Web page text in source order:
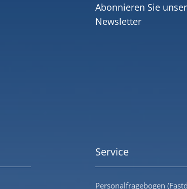
Abonnieren Sie
Newsletter
Service
Personalfragebogen